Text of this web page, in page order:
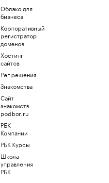
Облако для
бизнеса
Корпоративный
регистратор
доменов
Хостинг
сайтов
Рег.решения
Знакомства
Сайт
знакомств
podbor.ru
РБК
Компании
РБК Курсы
Школа
управления
РБК